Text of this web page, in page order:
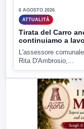
6 AGOSTO 2026
ATTUALITÀ
Tirata del Carro
continuiamo a
L'assessore
Rita D'Ambrosio,...